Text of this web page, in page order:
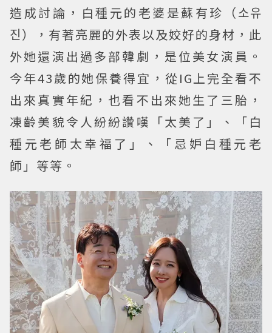
造成討論，白種元的老婆是蘇有珍（소유
진），有著亮麗的外表以及姣好的身材，此
外她還演出過多部韓劇，是位美女演員。
今年43歲的她保養得宜，從IG上完全看不
出來真實年紀，也看不出來她生了三胎，
凍齡美貌令人紛紛讚嘆「太美了」、「白
種元老師太幸福了」、「忌妒白種元老
師」等等。